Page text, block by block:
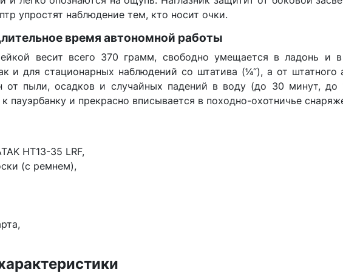
упростят наблюдение тем, кто носит очки.
время автономной работы
весит всего 370 грамм, свободно умещается в ладонь и
и для стационарных наблюдений со штатива (1⁄4“), а от штатного
пыли, осадков и случайных падений в воду (до 30 минут, до
пауэрбанку и прекрасно вписывается в походно-охотничье
HT13-35 LRF,
(с ремнем),